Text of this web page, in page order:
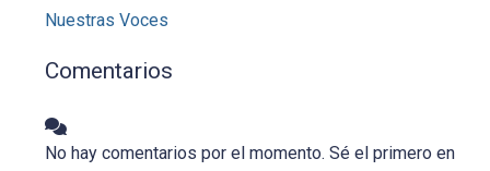
Nuestras Voces
Comentarios
No hay comentarios por el momento. Sé el primero en